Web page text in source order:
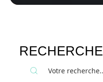
RECHERCHE